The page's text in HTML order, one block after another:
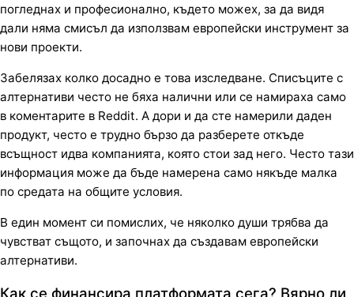
погледнах и професионално, където можех, за да видя
дали няма смисъл да използвам европейски инструмент за
нови проекти.
Забелязах колко досадно е това изследване. Списъците с
алтернативи често не бяха налични или се намираха само
в коментарите в Reddit. А дори и да сте намерили даден
продукт, често е трудно бързо да разберете откъде
всъщност идва компанията, която стои зад него. Често тази
информация може да бъде намерена само някъде малка
по средата на общите условия.
В един момент си помислих, че няколко души трябва да
чувстват същото, и започнах да създавам европейски
алтернативи.
Как се финансира платформата сега? Вярно ли